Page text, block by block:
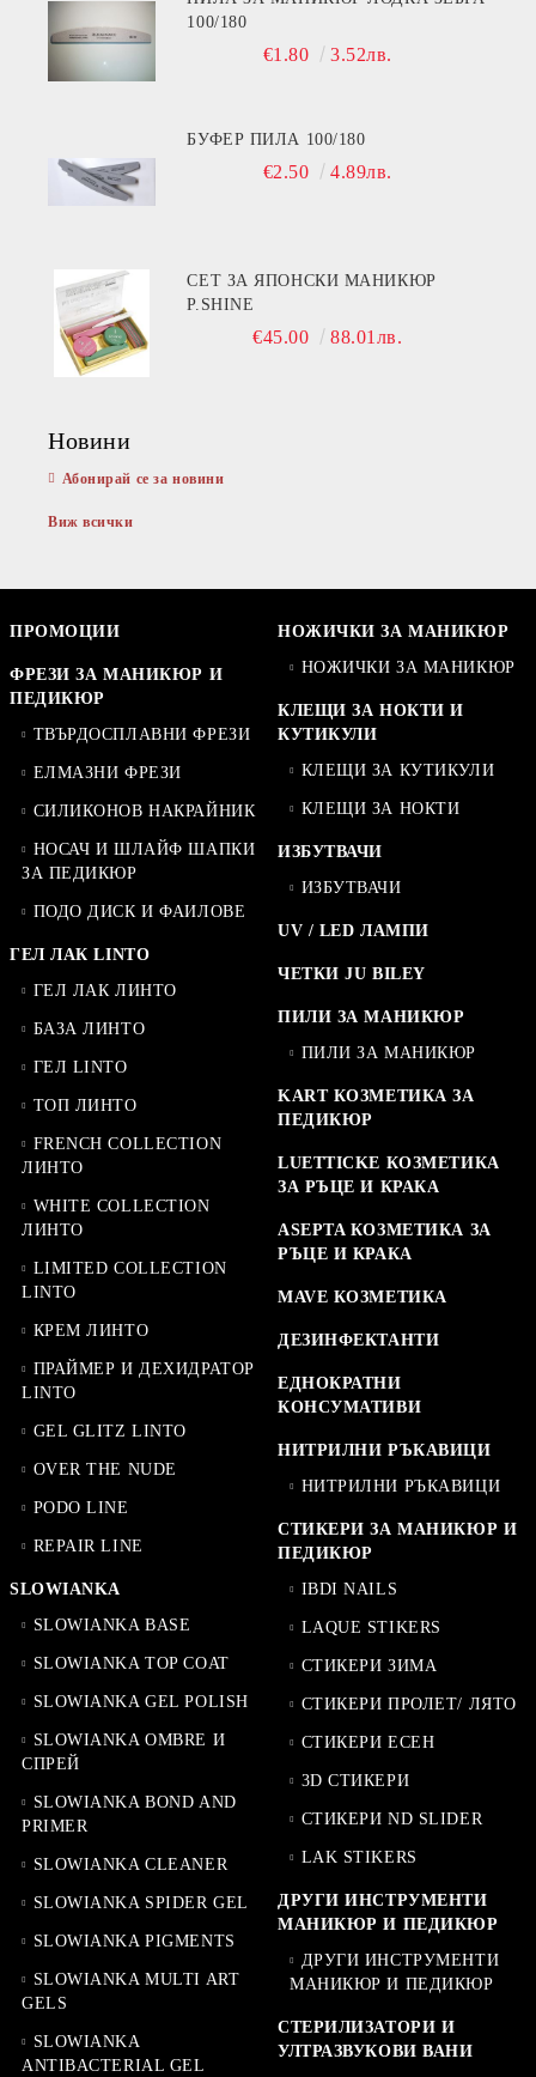
100/180
€1.80 3.52лв.
БУФЕР ПИЛА 100/180
€2.50 4.89лв.
СЕТ ЗА ЯПОНСКИ МАНИКЮР
P.SHINE
€45.00 88.01лв.
Новини
Абонирай се за новини
Виж всички
ПРОМОЦИИ
ФРЕЗИ ЗА МАНИКЮР И
ПЕДИКЮР
ТВЪРДОСПЛАВНИ ФРЕЗИ
ЕЛМАЗНИ ФРЕЗИ
СИЛИКОНОВ НАКРАЙНИК
НОСАЧ И ШЛАЙФ ШАПКИ
ЗА ПЕДИКЮР
ПОДО ДИСК И ФАИЛОВЕ
ГЕЛ ЛАК LINTO
ГЕЛ ЛАК ЛИНТО
БАЗА ЛИНТО
ГЕЛ LINTO
ТОП ЛИНТО
FRENCH COLLECTION
ЛИНТО
WHITE COLLECTION
ЛИНТО
LIMITED COLLECTION
LINTO
КРЕМ ЛИНТО
ПРАЙМЕР И ДЕХИДРАТОР
LINTO
GEL GLITZ LINTO
OVER THE NUDE
PODO LINE
REPAIR LINE
SLOWIANKA
SLOWIANKA BASE
SLOWIANKA TOP COAT
SLOWIANKA GEL POLISH
SLOWIANKA OMBRE И
СПРЕЙ
SLOWIANKA BOND AND
PRIMER
SLOWIANKA CLEANER
SLOWIANKA SPIDER GEL
SLOWIANKA PIGMENTS
SLOWIANKA MULTI ART
GELS
SLOWIANKA
ANTIBACTERIAL GEL
НОЖИЧКИ ЗА МАНИКЮР
НОЖИЧКИ ЗА МАНИКЮР
КЛЕЩИ ЗА НОКТИ И
КУТИКУЛИ
КЛЕЩИ ЗА КУТИКУЛИ
КЛЕЩИ ЗА НОКТИ
ИЗБУТВАЧИ
ИЗБУТВАЧИ
UV / LED ЛАМПИ
ЧЕТКИ JU BILEY
ПИЛИ ЗА МАНИКЮР
ПИЛИ ЗА МАНИКЮР
KART КОЗМЕТИКА ЗА
ПЕДИКЮР
LUETTICKE КОЗМЕТИКА
ЗА РЪЦЕ И КРАКА
ASEPTA КОЗМЕТИКА ЗА
РЪЦЕ И КРАКА
MAVE КОЗМЕТИКА
ДЕЗИНФЕКТАНТИ
ЕДНОКРАТНИ
КОНСУМАТИВИ
НИТРИЛНИ РЪКАВИЦИ
НИТРИЛНИ РЪКАВИЦИ
СТИКЕРИ ЗА МАНИКЮР И
ПЕДИКЮР
IBDI NAILS
LAQUE STIKERS
СТИКЕРИ ЗИМА
СТИКЕРИ ПРОЛЕТ/ ЛЯТО
СТИКЕРИ ЕСЕН
3D СТИКЕРИ
СТИКЕРИ ND SLIDER
LAK STIKERS
ДРУГИ ИНСТРУМЕНТИ
МАНИКЮР И ПЕДИКЮР
ДРУГИ ИНСТРУМЕНТИ
МАНИКЮР И ПЕДИКЮР
СТЕРИЛИЗАТОРИ И
УЛТРАЗВУКОВИ ВАНИ